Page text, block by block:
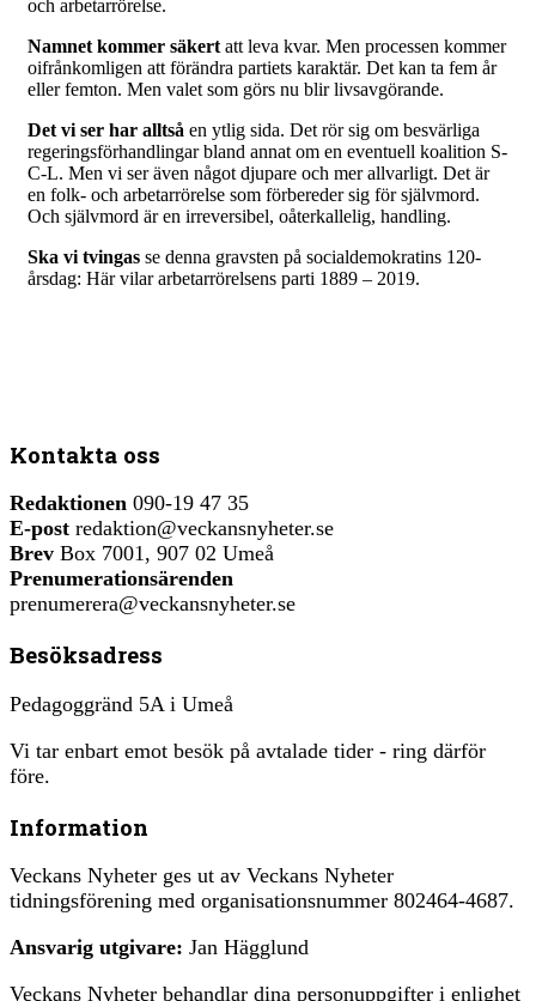
och arbetarrörelse.
Namnet kommer säkert att leva kvar. Men processen kommer
oifrånkomligen att förändra partiets karaktär. Det kan ta fem år
eller femton. Men valet som görs nu blir livsavgörande.
Det vi ser har alltså en ytlig sida. Det rör sig om besvärliga
regeringsförhandlingar bland annat om en eventuell koalition S-
C-L. Men vi ser även något djupare och mer allvarligt. Det är
en folk- och arbetarrörelse som förbereder sig för självmord.
Och självmord är en irreversibel, oåterkallelig, handling.
Ska vi tvingas se denna gravsten på socialdemokratins 120-
årsdag: Här vilar arbetarrörelsens parti 1889 – 2019.
Kontakta oss
Redaktionen 090-19 47 35
E-post redaktion@veckansnyheter.se
Brev Box 7001, 907 02 Umeå
Prenumerationsärenden
prenumerera@veckansnyheter.se
Besöksadress
Pedagoggränd 5A i Umeå
Vi tar enbart emot besök på avtalade tider - ring därför
före.
Information
Veckans Nyheter ges ut av Veckans Nyheter
tidningsförening med organisationsnummer 802464-4687.
Ansvarig utgivare: Jan Hägglund
Veckans Nyheter behandlar dina personuppgifter i enlighet